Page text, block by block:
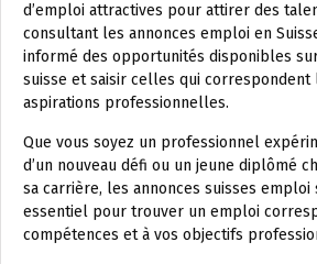
d’emploi attractives pour attirer des
consultant les annonces emploi en
informé des opportunités disponibles
suisse et saisir celles qui correspondent
aspirations professionnelles.
Que vous soyez un professionnel
d’un nouveau défi ou un jeune diplômé
sa carrière, les annonces suisses
essentiel pour trouver un emploi
compétences et à vos objectifs